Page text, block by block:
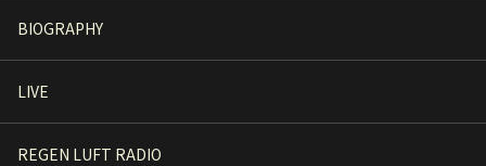
BIOGRAPHY
LIVE
REGEN LUFT RADIO